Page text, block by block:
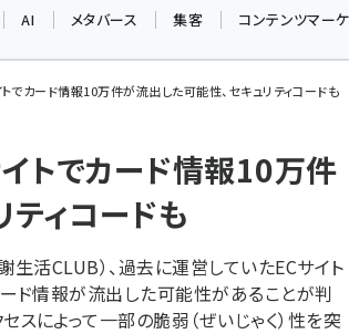
AI メタバース 集客 コンテンツマー
でカード情報10万件が流出した可能性、セキュリティコードも
トでカード情報10万件
ティコードも
生活CLUB）、過去に運営していたECサイト
ード情報が流出した可能性があることが判
スによって一部の脆弱（ぜいじゃく）性を突